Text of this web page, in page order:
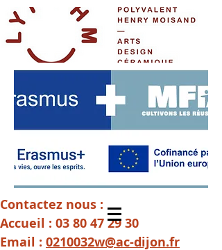
Contactez nous :
Accueil : 03 80 47 29 30
Email : 0210032w@ac-dijon.fr